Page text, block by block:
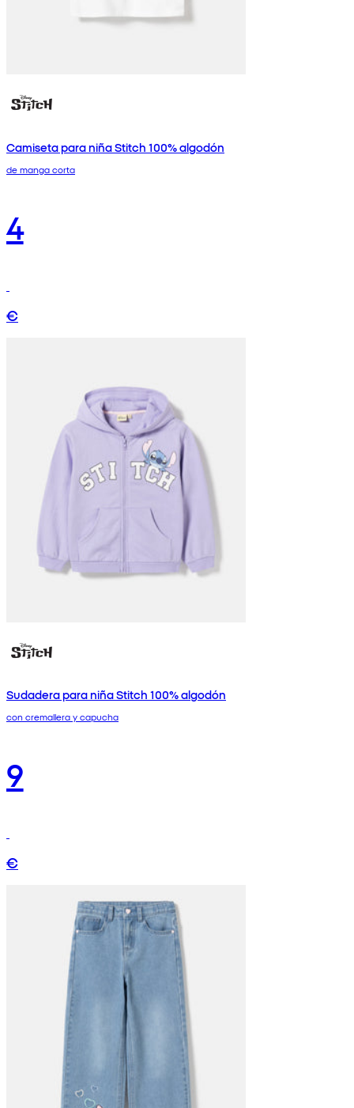
Camiseta para niña Stitch 100% algodón
de manga corta
4
€
Sudadera para niña Stitch 100% algodón
con cremallera y capucha
9
€